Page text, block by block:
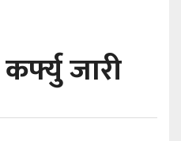
जारी